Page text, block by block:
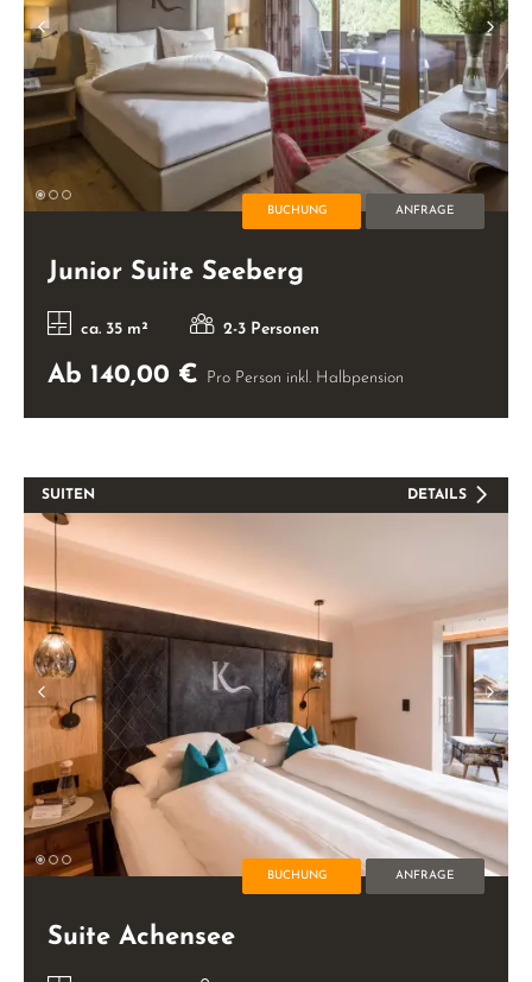
BUCHUNG ANFRAGE
Junior Suite Seeberg
ca. 35 m² 2-3 Personen
Ab 140,00 € Pro Person inkl. Halbpension
SUITEN DETAILS
BUCHUNG ANFRAGE
Suite Achensee